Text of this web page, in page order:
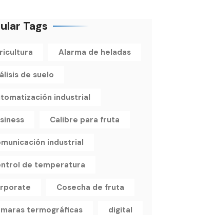
Tags
Alarma de heladas
de suelo
industrial
Calibre para fruta
industrial
de temperatura
Cosecha de fruta
termográficas digital